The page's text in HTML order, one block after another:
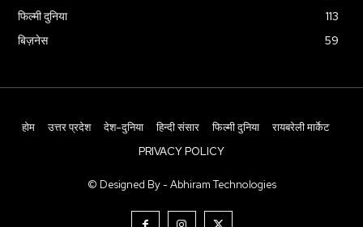
फिल्मी दुनिया
113
बिज़नेस
59
होम उत्तर प्रदेश देश-दुनिया हिन्दी संसार फिल्मी दुनिया
रायबरेली मार्केट
PRIVACY POLICY
© Designed By - Abhiram Technologies